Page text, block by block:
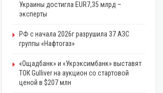
Украины достигла EUR7,35 млрд –
эксперты
РФ с начала 2026г разрушила 37 АЗС
группы «Нафтогаз»
«Ощадбанк» и «Укрэксимбанк» выставят
ТОК Gulliver на аукцион со стартовой
ценой в $207 млн